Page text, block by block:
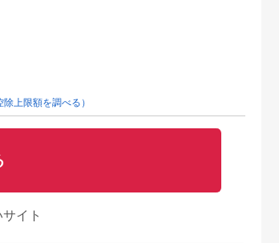
除上限額を調べる）
イト